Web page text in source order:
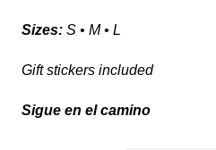
Sizes:S • M • L
Gift stickers included
Sigue en el camino